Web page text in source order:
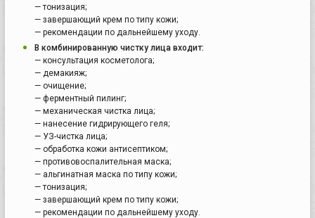
— тонизация;
— завершающий крем по типу кожи;
— рекомендации по дальнейшему уходу.
В комбинированную чистку лица входит:
— консультация косметолога;
— демакияж;
— очищение;
— ферментный пилинг;
— механическая чистка лица;
— нанесение гидрирующего геля;
— УЗ-чистка лица;
— обработка кожи антисептиком;
— противовоспалительная маска;
— альгинатная маска по типу кожи;
— тонизация;
— завершающий крем по типу кожи;
— рекомендации по дальнейшему уходу.